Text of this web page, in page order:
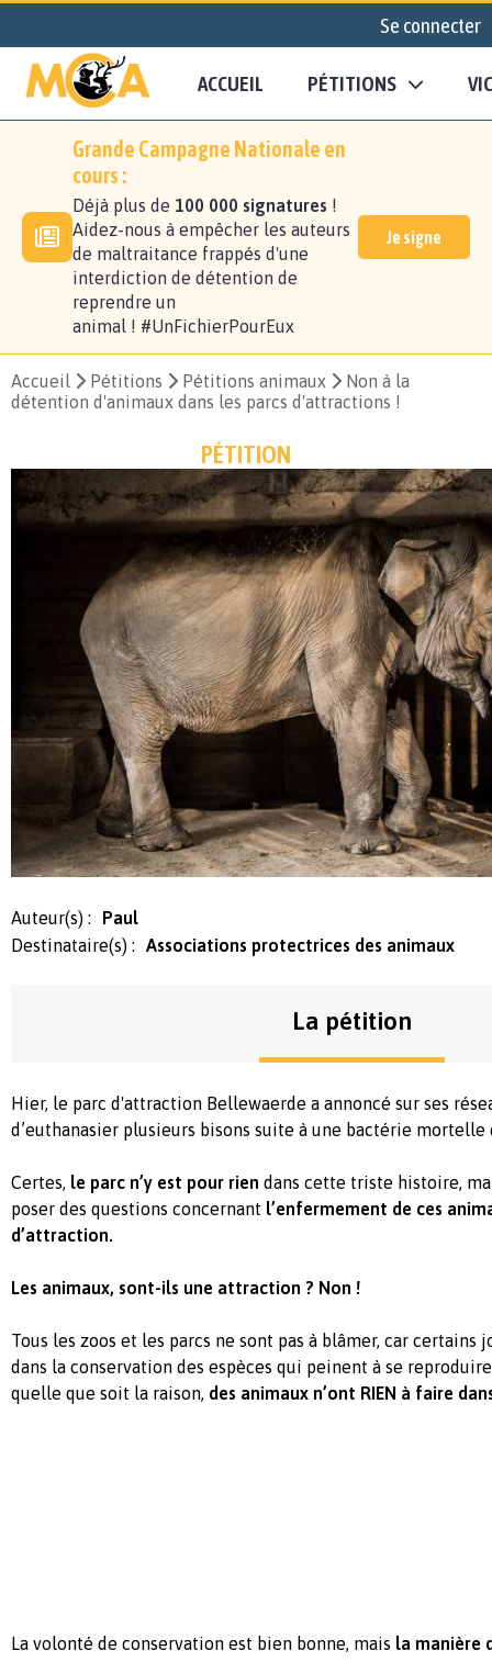
Se connecter
ACCUEIL PÉTITIONS
Grande Campagne Nationale en
cours :
Déjà plus de 100 000 signatures !
Aidez-nous à empêcher les auteurs
de maltraitance frappés d'une
interdiction de détention de
reprendre un
animal ! #UnFichierPourEux
Je signe
Accueil Pétitions Pétitions animaux
Non à la
détention d'animaux dans les parcs d'attractions !
PÉTITION
Auteur(s) :
Paul
Destinataire(s) :
Associations protectrices des animaux
La pétition
Hier, le parc d'attraction Bellewaerde a annoncé sur ses
d’euthanasier plusieurs bisons suite à une bactérie
Certes, le parc n’y est pour rien dans cette triste histoire,
poser des questions concernant l’enfermement de ces
d’attraction.
Les animaux, sont-ils une attraction ? Non !
Tous les zoos et les parcs ne sont pas à blâmer, car certains
dans la conservation des espèces qui peinent à se
quelle que soit la raison, des animaux n’ont RIEN à faire
La volonté de conservation est bien bonne, mais la manière